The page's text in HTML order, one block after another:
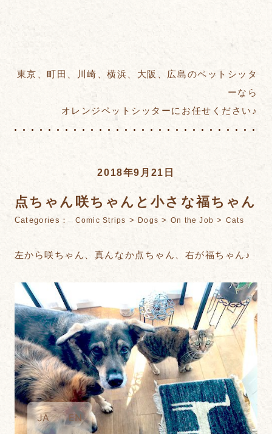
東京、町田、川崎、横浜、大阪、広島のペットシッタ
ーなら
オレンジペットシッターにお任せください♪
2018年9月21日
点ちゃん咲ちゃんと小さな福ちゃん
Categories： Comic Strips > Dogs >On the Job >Cats
左から咲ちゃん、真んなか点ちゃん、右が福ちゃん♪
JA EN